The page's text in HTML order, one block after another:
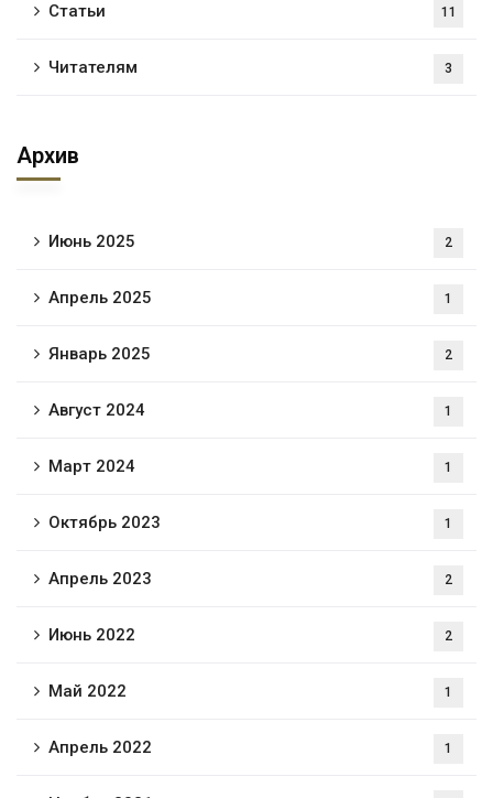
Статьи 11
Читателям 3
Архив
Июнь 2025 2
Апрель 2025 1
Январь 2025 2
Август 2024 1
Март 2024 1
Октябрь 2023 1
Апрель 2023 2
Июнь 2022 2
Май 2022 1
Апрель 2022 1